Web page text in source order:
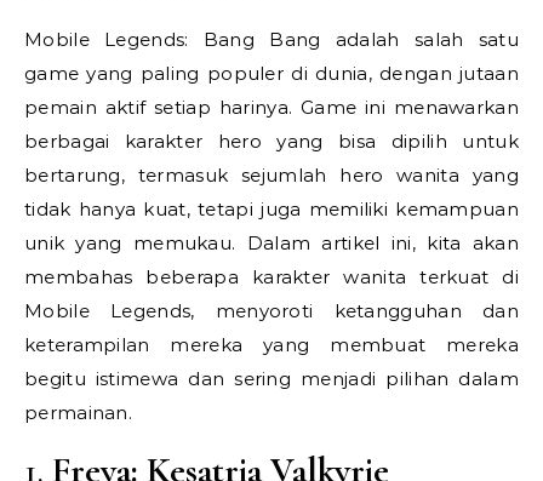
Mobile Legends: Bang Bang adalah salah satu
game yang paling populer di dunia, dengan jutaan
pemain aktif setiap harinya. Game ini menawarkan
berbagai karakter hero yang bisa dipilih untuk
bertarung, termasuk sejumlah hero wanita yang
tidak hanya kuat, tetapi juga memiliki kemampuan
unik yang memukau. Dalam artikel ini, kita akan
membahas beberapa karakter wanita terkuat di
Mobile Legends, menyoroti ketangguhan dan
keterampilan mereka yang membuat mereka
begitu istimewa dan sering menjadi pilihan dalam
permainan.
1. Freya: Kesatria Valkyrie